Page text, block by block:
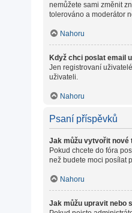
nemůžete sami změnit
tolerováno a moderátor
Nahoru
Když chci poslat email
Jen registrovaní
uživateli.
Nahoru
Psaní příspěvků
Jak můžu vytvořit nové
Pokud chcete do fóra
než budete moci posílat
Nahoru
Jak můžu upravit nebo